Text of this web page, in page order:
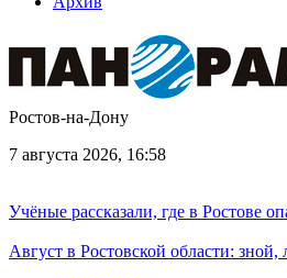
Ростов-на-Дону
7 августа 2026, 16:58
Учёные рассказали, где в Ростове
Август в Ростовской области: